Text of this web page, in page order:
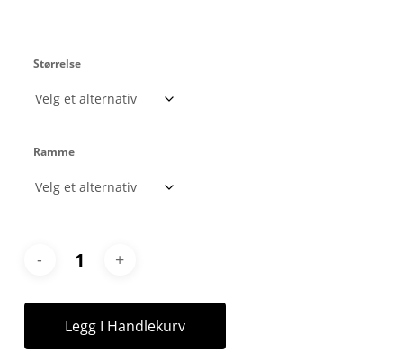
Størrelse
Ramme
Legg I Handlekurv